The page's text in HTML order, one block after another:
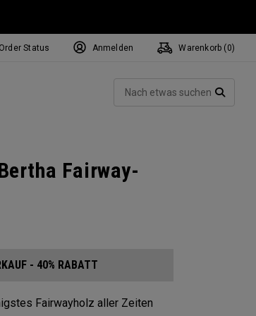
Order Status Anmelden Warenkorb ( 0)
Fairway-
- 40% RABATT
Fairwayholz aller Zeiten